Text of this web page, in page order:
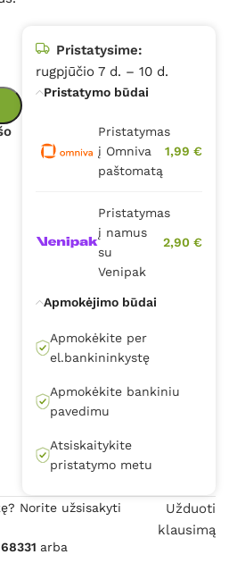
Pristatysime:
rugpjūčio 7 d. – 10 d.
Pristatymo būdai
Pristatymas
į Omniva
paštomatą
1,99 €
Pristatymas
į namus
su
Venipak
2,90 €
Apmokėjimo būdai
Apmokėkite per
el.bankininkystę
Apmokėkite bankiniu
pavedimu
Atsiskaitykite
pristatymo metu
Norite užsisakyti
arba
Užduoti
klausimą